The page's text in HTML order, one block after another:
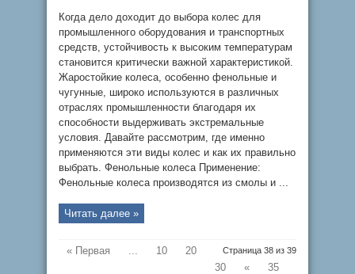
Когда дело доходит до выбора колес для
промышленного оборудования и транспортных
средств, устойчивость к высоким температурам
становится критически важной характеристикой.
Жаростойкие колеса, особенно фенольные и
чугунные, широко используются в различных
отраслях промышленности благодаря их
способности выдерживать экстремальные
условия. Давайте рассмотрим, где именно
применяются эти виды колес и как их правильно
выбрать. Фенольные колеса Применение:
Фенольные колеса производятся из смолы и ...
Читать далее »
Страница 38 из 39
« Первая ... 10
20
30
«
35